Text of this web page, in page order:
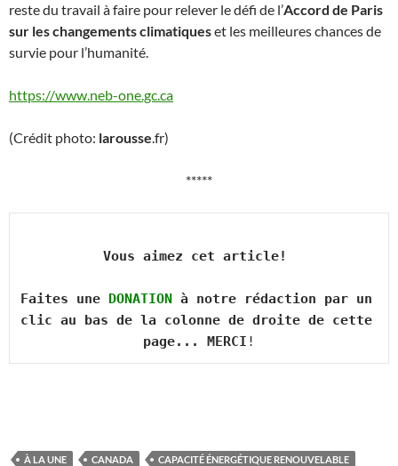
reste du travail à faire pour relever le défi de l’Accord de Paris
sur les changements climatiqueset les meilleures chances de
survie pour l’humanité.
https://www.neb-one.gc.ca
(Crédit photo: larousse.fr)
*****
Vous aimez cet article!
Faites une DONATION à notre rédaction par un
clic au bas de la colonne de droite de cette
page... MERCI !
À LA UNE CANADA CAPACITÉ ÉNERGÉTIQUE RENOUVELABLE